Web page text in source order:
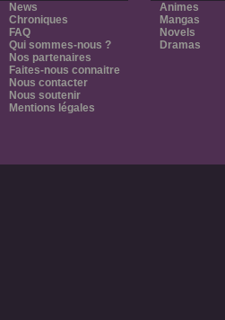
News
Chroniques
FAQ
Qui sommes-nous ?
Nos partenaires
Faites-nous connaitre
Nous contacter
Nous soutenir
Mentions légales
Animes
Mangas
Novels
Dramas